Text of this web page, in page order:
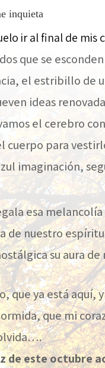
inquieta
ir al final de
que se
el estribillo de
ideas
el cerebro
cuerpo para
imaginación,
esa
de nuestro
su aura
que ya está
que mi
de este octubre